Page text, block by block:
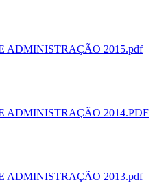
ADMINISTRAÇÃO 2015.pdf
ADMINISTRAÇÃO 2014.PDF
ADMINISTRAÇÃO 2013.pdf